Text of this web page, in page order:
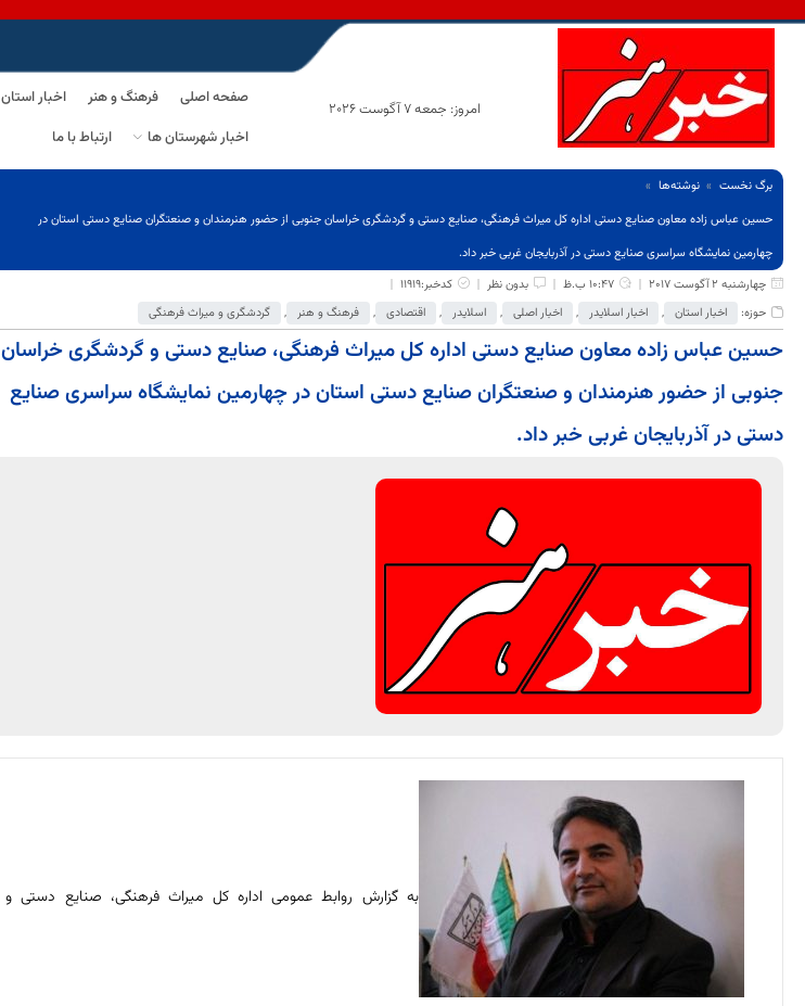
امروز: جمعه 7 آگوست 2026
صفحه اصلی فرهنگ و هنر اخبار استان
اخبار شهرستان ها
ارتباط با ما
برگ نخست
نوشته‌ها
حسین عباس زاده معاون صنایع دستی اداره کل میراث فرهنگی، صنایع دستی و گردشگری خراسان جنوبی از حضور هنرمندان و صنعتگران صنایع دستی استان در
چهارمین نمایشگاه سراسری صنایع دستی در آذربایجان غربی خبر داد.
چهارشنبه 2 آگوست 2017
10:47 ب.ظ بدون نظر
کدخبر:11919
حوزه:
اخبار استان , اخبار اسلایدر , اخبار اصلی , اسلایدر , اقتصادی , فرهنگ و هنر , گردشگری و میراث فرهنگی
حسین عباس زاده معاون صنایع دستی اداره کل میراث فرهنگی، صنایع دستی و گردشگری خراسان
جنوبی از حضور هنرمندان و صنعتگران صنایع دستی استان در چهارمین نمایشگاه سراسری صنایع
دستی در آذربایجان غربی خبر داد.
به گزارش روابط عمومی اداره کل میراث فرهنگی، صنایع دستی و